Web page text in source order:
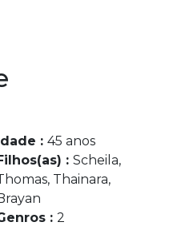
: 45 anos
: Scheila,
Thainara,
: 2